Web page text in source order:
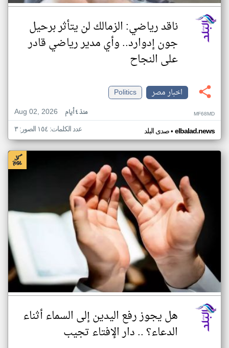
ناقد رياضي: الزمالك لن يتأثر برحيل
جون إدوارد.. وأي مدير رياضي قادر
على النجاح
اخبار مصر
Politics
Aug 02, 2026
منذ ٤ أيام MF68MD
صدى البلد• elbalad.news عدد الكلمات: ١٥٤ الصور: ٣
هل يجوز رفع اليدين إلى السماء أثناء
الدعاء؟ .. دار الإفتاء تجيب